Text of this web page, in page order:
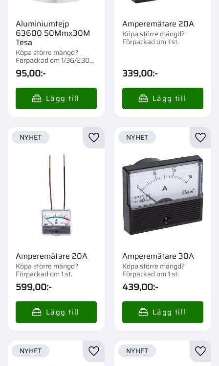
Aluminiumtejp
63600 50Mmx30M
Tesa
Köpa större mängd?
Förpackad om 1/36/2304
st.
95,00:-
Amperemätare 20A
Köpa större mängd?
Förpackad om 1 st.
339,00:-
Amperemätare 20A
Köpa större mängd?
Förpackad om 1 st.
599,00:-
NYHET Lägg till i favoriter
Amperemätare 30A
Köpa större mängd?
Förpackad om 1 st.
439,00:-
NYHET
NYHET Lägg till i favoriter
NYHET